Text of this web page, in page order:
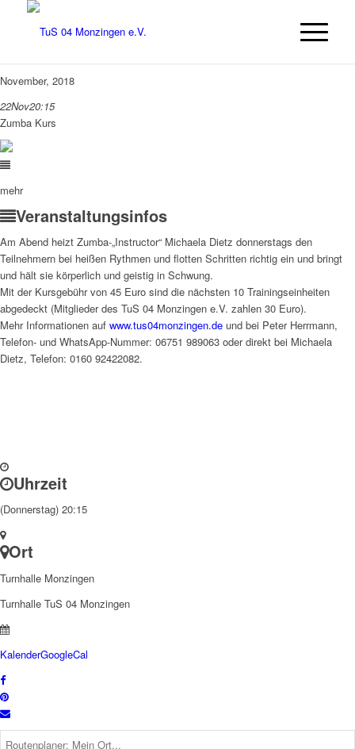
November, 2018
22Nov20:15
Zumba Kurs
mehr
Veranstaltungsinfos
Am Abend heizt Zumba-„Instructor“ Michaela Dietz donnerstags den
Teilnehmern bei heißen Rythmen und flotten Schritten richtig ein und bringt
und hält sie körperlich und geistig in Schwung.
Mit der Kursgebühr von 45 Euro sind die nächsten 10 Trainingseinheiten
abgedeckt (Mitglieder des TuS 04 Monzingen e.V. zahlen 30 Euro).
Mehr Informationen auf www.tus04monzingen.de und bei Peter Herrmann,
Telefon- und WhatsApp-Nummer: 06751 989063 oder direkt bei Michaela
Dietz, Telefon: 0160 92422082.
Uhrzeit
(Donnerstag) 20:15
Ort
Turnhalle Monzingen
Turnhalle TuS 04 Monzingen
KalenderGoogleCal